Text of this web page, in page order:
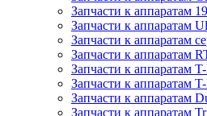
Запчасти к аппаратам
Запчасти к аппаратам
Запчасти к аппаратам
Запчасти к аппаратам
Запчасти к аппаратам
Запчасти к аппаратам
Запчасти к аппаратам
Запчасти к аппаратам